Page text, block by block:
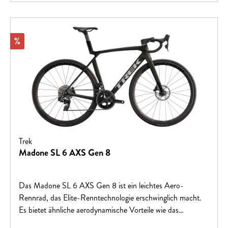
Rabatt
%
Trek
Madone SL 6 AXS Gen 8
Das Madone SL 6 AXS Gen 8 ist ein leichtes Aero-
Rennrad, das Elite-Renntechnologie erschwinglich macht.
Es bietet ähnliche aerodynamische Vorteile wie das